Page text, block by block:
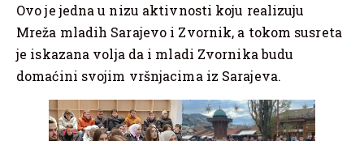
Ovo je jedna u nizu aktivnosti koju realizuju
Mreža mladih Sarajevo i Zvornik, a tokom susreta
je iskazana volja da i mladi Zvornika budu
domaćini svojim vršnjacima iz Sarajeva.